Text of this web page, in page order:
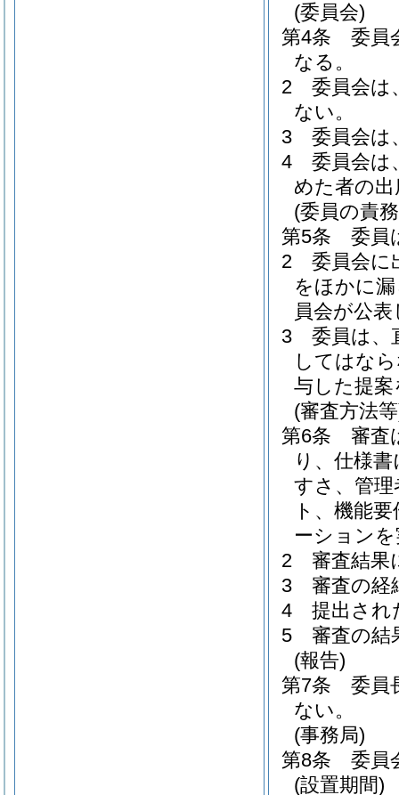
(委員会)
第4条
委員
なる。
2
委員会は
ない。
3
委員会は
4
委員会は
めた者の
(委員の責
第5条
委員
2
委員会に
をほかに
員会が公
3
委員は、
してはな
与した提
(審査方法
第6条
審査
り、仕様
すさ、管
ト、機能
ーション
2
審査結果
3
審査の経
4
提出され
5
審査の結
(報告)
第7条
委員
ない。
(事務局)
第8条
委員
(設置期間)